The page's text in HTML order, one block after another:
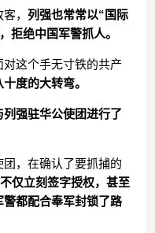
，列强也常常以“国际
拒绝中国军警抓人。
这个手无寸铁的共产
度的大转弯。
列强驻华公使团进行了
，在确认了要抓捕的
不仅立刻签字授权，甚至
都配合奉军封锁了路